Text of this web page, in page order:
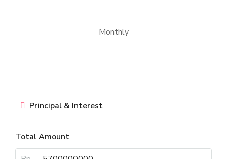
Monthly
Principal & Interest
Total Amount